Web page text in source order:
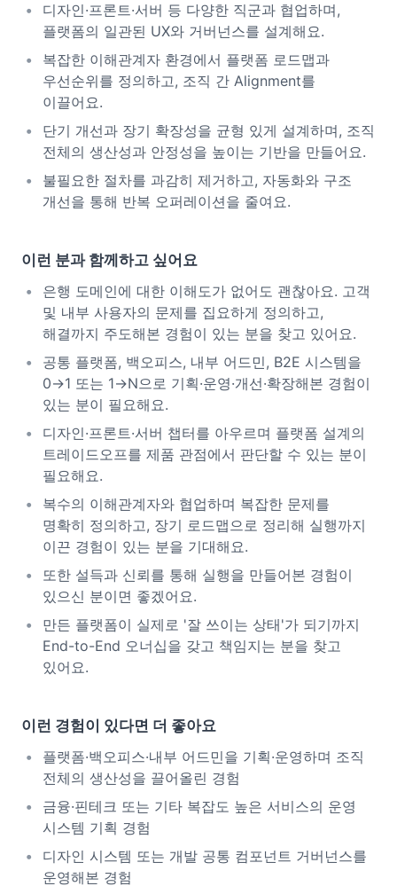
디자인·프론트·서버 등 다양한 직군과 협업하며,
플랫폼의 일관된 UX와 거버넌스를 설계해요.
복잡한 이해관계자 환경에서 플랫폼 로드맵과
우선순위를 정의하고, 조직 간 Alignment를
이끌어요.
단기 개선과 장기 확장성을 균형 있게 설계하며, 조직
전체의 생산성과 안정성을 높이는 기반을 만들어요.
불필요한 절차를 과감히 제거하고, 자동화와 구조
개선을 통해 반복 오퍼레이션을 줄여요.
이런 분과 함께하고 싶어요
은행 도메인에 대한 이해도가 없어도 괜찮아요. 고객
및 내부 사용자의 문제를 집요하게 정의하고,
해결까지 주도해본 경험이 있는 분을 찾고 있어요.
공통 플랫폼, 백오피스, 내부 어드민, B2E 시스템을
0→1 또는 1→N으로 기획·운영·개선·확장해본 경험이
있는 분이 필요해요.
디자인·프론트·서버 챕터를 아우르며 플랫폼 설계의
트레이드오프를 제품 관점에서 판단할 수 있는 분이
필요해요.
복수의 이해관계자와 협업하며 복잡한 문제를
명확히 정의하고, 장기 로드맵으로 정리해 실행까지
이끈 경험이 있는 분을 기대해요.
또한 설득과 신뢰를 통해 실행을 만들어본 경험이
있으신 분이면 좋겠어요.
만든 플랫폼이 실제로 '잘 쓰이는 상태'가 되기까지
End-to-End 오너십을 갖고 책임지는 분을 찾고
있어요.
이런 경험이 있다면 더 좋아요
플랫폼·백오피스·내부 어드민을 기획·운영하며 조직
전체의 생산성을 끌어올린 경험
금융·핀테크 또는 기타 복잡도 높은 서비스의 운영
시스템 기획 경험
디자인 시스템 또는 개발 공통 컴포넌트 거버넌스를
운영해본 경험